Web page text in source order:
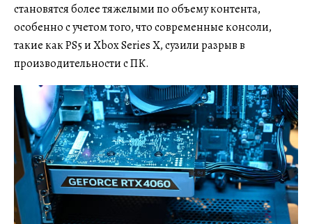
становятся более тяжелыми по объему контента,
особенно с учетом того, что современные консоли,
такие как PS5 и Xbox Series X, сузили разрыв в
производительности с ПК.